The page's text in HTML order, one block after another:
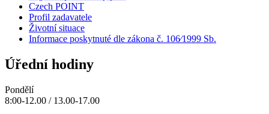
Czech POINT
Profil zadavatele
Životní situace
Informace poskytnuté dle zákona č. 106⁄1999 Sb.
Úřední hodiny
Pondělí
8:00-12.00 / 13.00-17.00